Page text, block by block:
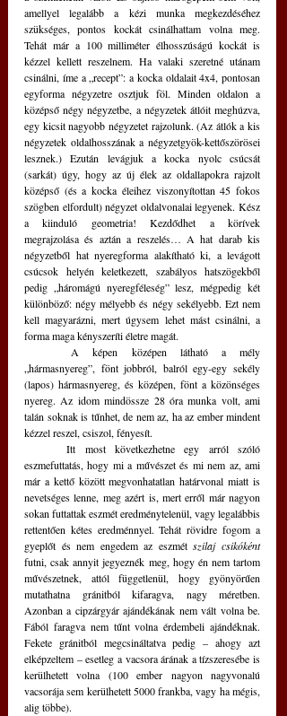
amellyel legalább a kézi munka megkezdéséhez
szükséges, pontos kockát csinálhattam volna meg.
Tehát már a 100 milliméter élhosszúságú kockát is
kézzel kellett reszelnem. Ha valaki szeretné utánam
csinálni, íme a „recept”: a kocka oldalait 4x4, pontosan
egyforma négyzetre osztjuk föl. Minden oldalon a
középső négy négyzetbe, a négyzetek átlóit meghúzva,
egy kicsit nagyobb négyzetet rajzolunk. (Az átlók a kis
négyzetek oldalhosszának a négyzetgyök-kettőszörösei
lesznek.) Ezután levágjuk a kocka nyolc csúcsát
(sarkát) úgy, hogy az új élek az oldallapokra rajzolt
középső (és a kocka éleihez viszonyítottan 45 fokos
szögben elfordult) négyzet oldalvonalai legyenek. Kész
a kiinduló geometria! Kezdődhet a körívek
megrajzolása és aztán a reszelés… A hat darab kis
négyzetből hat nyeregforma alakítható ki, a levágott
csúcsok helyén keletkezett, szabályos hatszögekből
pedig „háromágú nyeregféleség” lesz, mégpedig két
különböző: négy mélyebb és négy sekélyebb. Ezt nem
kell magyarázni, mert úgysem lehet mást csinálni, a
forma maga kényszeríti életre magát.
„hármasnyereg”, fönt jobbról, balról egy-egy sekély
(lapos) hármasnyereg, és középen, fönt a közönséges
nyereg. Az idom mindössze 28 óra munka volt, ami
talán soknak is tűnhet, de nem az, ha az ember mindent
kézzel reszel, csiszol, fényesít.
	Itt most következhetne egy arról szóló
eszmefuttatás, hogy mi a művészet és mi nem az, ami
már a kettő között megvonhatatlan határvonal miatt is
nevetséges lenne, meg azért is, mert erről már nagyon
sokan futtattak eszmét eredménytelenül, vagy legalábbis
rettentően kétes eredménnyel. Tehát rövidre fogom a
gyeplőt és nem engedem az eszmét szilaj csikóként
futni, csak annyit jegyeznék meg, hogy én nem tartom
művészetnek, attól függetlenül, hogy gyönyörűen
mutathatna gránitból kifaragva, nagy méretben.
Azonban a cipzárgyár ajándékának nem vált volna be.
Fából faragva nem tűnt volna érdembeli ajándéknak.
Fekete gránitból megcsináltatva pedig – ahogy azt
elképzeltem – esetleg a vacsora árának a tízszeresébe is
kerülhetett volna (100 ember nagyon nagyvonalú
vacsorája sem kerülhetett 5000 frankba, vagy ha mégis,
alig többe).